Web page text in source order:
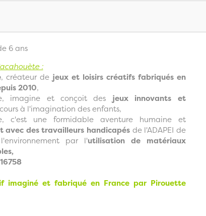
6 ans
:
, créateur de jeux et loisirs créatifs fabriqués en
2010,
imagine et conçoit des jeux innovants et
à l'imagination des enfants,
c'est une formidable aventure humaine et
avec des travailleurs handicapés de l'ADAPEI de
par l'utilisation de matériaux
imaginé et fabriqué en France par Pirouette